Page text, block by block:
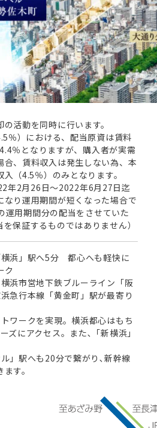
活動を同時に行います。
％）における、配当原資は賃料
％となりますが、購入者が実需
合、賃料収入は発生しない為、本
（4.5％）のみとなります。
年2月26日～2022年6月27日迄
なり運用期間が短くなった場合で
運用期間分の配当をさせていた
保証するものではありません）
浜」駅へ5分 都心へも軽快に
ク
浜市営地下鉄ブルーライン「阪
急行本線「黄金町」駅が最寄り
ワークを実現。横浜都心はもち
ズにアクセス。また､「新横浜」
」駅へも20分で繋がり､新幹線
す。